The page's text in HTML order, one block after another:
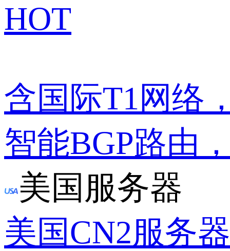
HOT
含国际T1网络
智能BGP路由
美国服务器
美国CN2服务器